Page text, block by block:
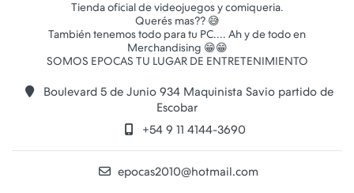
Tienda oficial de videojuegos y comiqueria.
Querés mas?? 😅
También tenemos todo para tu PC.... Ah y de todo en
Merchandising 😁😁
Boulevard 5 de Junio 934 Maquinista Savio partido de
Escobar
+54 9 11 4144-3690
epocas2010@hotmail.com